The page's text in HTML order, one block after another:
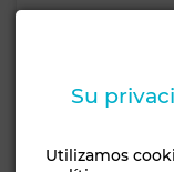
Su
Utilizamos